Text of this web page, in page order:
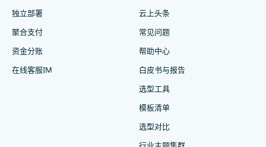
独立部署
聚合支付
资金分账
在线客服IM
云上头条
常见问题
帮助中心
白皮书与报告
选型工具
模板清单
选型对比